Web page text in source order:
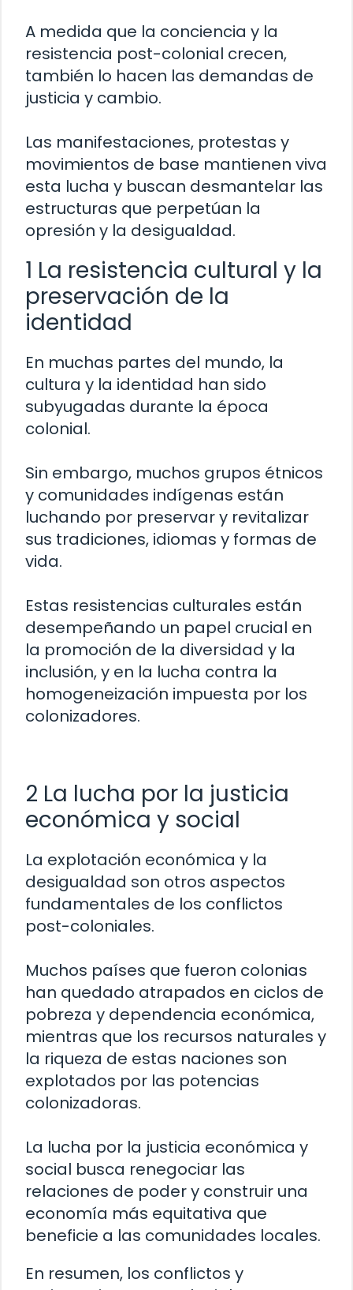
A medida que la conciencia y la
resistencia post-colonial crecen,
también lo hacen las demandas de
justicia y cambio.
Las manifestaciones, protestas y
movimientos de base mantienen viva
esta lucha y buscan desmantelar las
estructuras que perpetúan la
opresión y la desigualdad.
1 La resistencia cultural y la
preservación de la
identidad
En muchas partes del mundo, la
cultura y la identidad han sido
subyugadas durante la época
colonial.
Sin embargo, muchos grupos étnicos
y comunidades indígenas están
luchando por preservar y revitalizar
sus tradiciones, idiomas y formas de
vida.
Estas resistencias culturales están
desempeñando un papel crucial en
la promoción de la diversidad y la
inclusión, y en la lucha contra la
homogeneización impuesta por los
colonizadores.
2 La lucha por la justicia
económica y social
La explotación económica y la
desigualdad son otros aspectos
fundamentales de los conflictos
post-coloniales.
Muchos países que fueron colonias
han quedado atrapados en ciclos de
pobreza y dependencia económica,
mientras que los recursos naturales y
la riqueza de estas naciones son
explotados por las potencias
colonizadoras.
La lucha por la justicia económica y
social busca renegociar las
relaciones de poder y construir una
economía más equitativa que
beneficie a las comunidades locales.
En resumen, los conflictos y